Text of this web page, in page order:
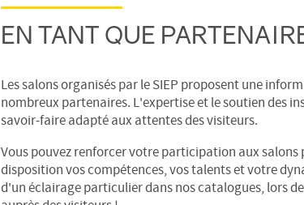
EN TANT QUE
Les salons organisés par le SIEP proposent une
nombreux partenaires. L'expertise et le soutien des
savoir-faire adapté aux attentes des visiteurs.
Vous pouvez renforcer votre participation aux
disposition vos compétences, vos talents et votre
d'un éclairage particulier dans nos catalogues, lors